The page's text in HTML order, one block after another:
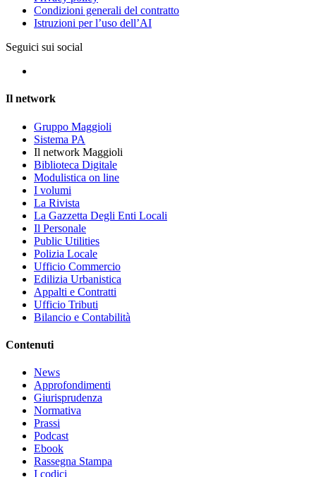
Condizioni generali del contratto
Istruzioni per l’uso dell’AI
Seguici sui social
Il network
Gruppo Maggioli
Sistema PA
Il network Maggioli
Biblioteca Digitale
Modulistica on line
I volumi
La Rivista
La Gazzetta Degli Enti Locali
Il Personale
Public Utilities
Polizia Locale
Ufficio Commercio
Edilizia Urbanistica
Appalti e Contratti
Ufficio Tributi
Bilancio e Contabilità
Contenuti
News
Approfondimenti
Giurisprudenza
Normativa
Prassi
Podcast
Ebook
Rassegna Stampa
I codici